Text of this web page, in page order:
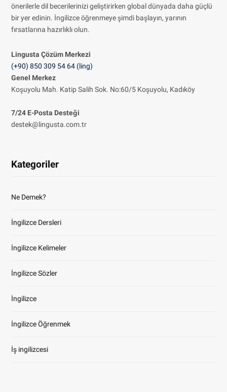
önerilerle dil becerilerinizi geliştirirken global dünyada daha güçlü
bir yer edinin. İngilizce öğrenmeye şimdi başlayın, yarının
fırsatlarına hazırlıklı olun.
Lingusta Çözüm Merkezi
(+90) 850 309 54 64 (ling)
Genel Merkez
Koşuyolu Mah. Katip Salih Sok. No:60/5 Koşuyolu, Kadıköy
7/24 E-Posta Desteği
destek@lingusta.com.tr
Kategoriler
Ne Demek?
İngilizce Dersleri
İngilizce Kelimeler
İngilizce Sözler
İngilizce
İngilizce Öğrenmek
İş ingilizcesi